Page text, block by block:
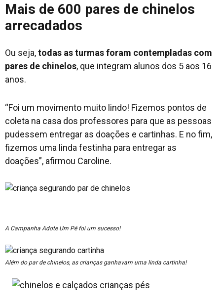
Mais de 600 pares de chinelos
arrecadados
Ou seja,todas as turmas foram contempladas com
pares de chinelos, que integram alunos dos 5 aos 16
anos.
“Foi um movimento muito lindo! Fizemos pontos de
coleta na casa dos professores para que as pessoas
pudessem entregar as doações e cartinhas. E no fim,
fizemos uma linda festinha para entregar as
doações”, afirmou Caroline.
A Campanha Adote Um Pé foi um sucesso!
Além do par de chinelos, as crianças ganhavam uma linda cartinha!